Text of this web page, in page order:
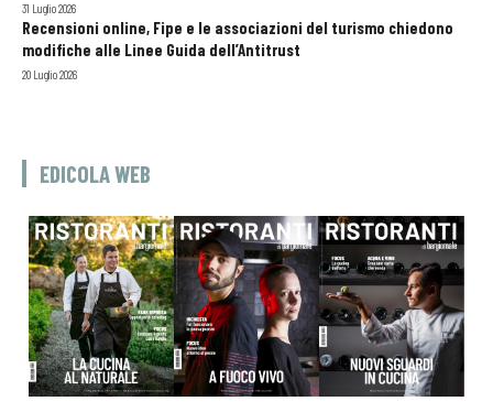
31 Luglio 2026
Recensioni online, Fipe e le associazioni del turismo chiedono
modifiche alle Linee Guida dell’Antitrust
20 Luglio 2026
EDICOLA WEB